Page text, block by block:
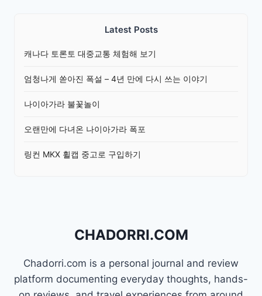
Latest Posts
캐나다 토론토 대중교통 체험해 보기
엄청나게 쏟아진 폭설 – 4년 만에 다시 쓰는 이야기
나이아가라 불꽃놀이
오랜만에 다녀온 나이아가라 폭포
링컨 MKX 휠캡 중고로 구입하기
CHADORRI.COM
Chadorri.com is a personal journal and review
platform documenting everyday thoughts, hands-